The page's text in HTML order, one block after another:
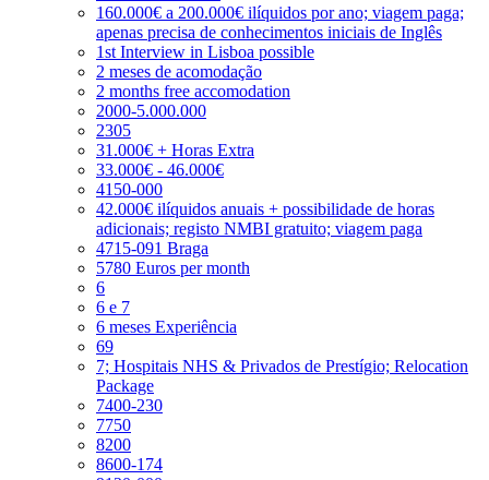
160.000€ a 200.000€ ilíquidos por ano; viagem paga;
apenas precisa de conhecimentos iniciais de Inglês
1st Interview in Lisboa possible
2 meses de acomodação
2 months free accomodation
2000-5.000.000
2305
31.000€ + Horas Extra
33.000€ - 46.000€
4150-000
42.000€ ilíquidos anuais + possibilidade de horas
adicionais; registo NMBI gratuito; viagem paga
4715-091 Braga
5780 Euros per month
6
6 e 7
6 meses Experiência
69
7; Hospitais NHS & Privados de Prestígio; Relocation
Package
7400-230
7750
8200
8600-174